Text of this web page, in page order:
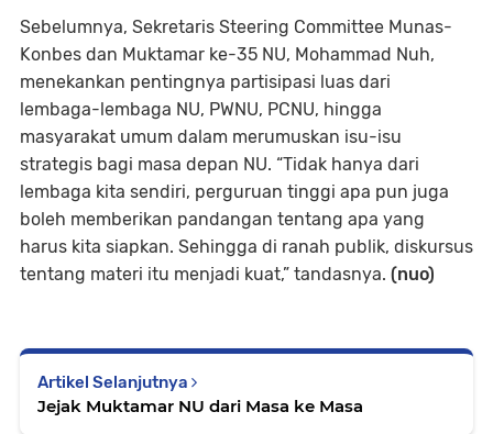
Sebelumnya, Sekretaris Steering Committee Munas-
Konbes dan Muktamar ke-35 NU, Mohammad Nuh,
menekankan pentingnya partisipasi luas dari
lembaga-lembaga NU, PWNU, PCNU, hingga
masyarakat umum dalam merumuskan isu-isu
strategis bagi masa depan NU. “Tidak hanya dari
lembaga kita sendiri, perguruan tinggi apa pun juga
boleh memberikan pandangan tentang apa yang
harus kita siapkan. Sehingga di ranah publik, diskursus
tentang materi itu menjadi kuat,” tandasnya. (nuo)
Artikel Selanjutnya
Jejak Muktamar NU dari Masa ke Masa